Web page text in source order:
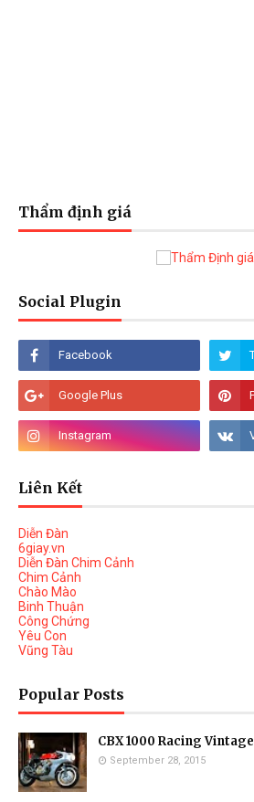
Thẩm định giá
Social Plugin
Liên Kết
Diễn Đàn
6giay.vn
Diễn Đàn Chim Cảnh
Chim Cảnh
Chào Mào
Binh Thuận
Công Chứng
Yêu Con
Vũng Tàu
Popular Posts
CBX 1000 Racing Vintage
September 28, 2015